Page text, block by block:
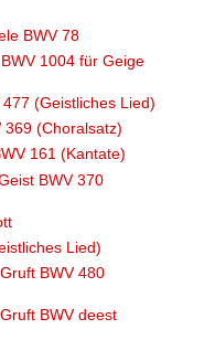
BWV 78
1004 für Geige
(Geistliches Lied)
369 (Choralsatz)
161 (Kantate)
BWV 370
Lied)
BWV 480
BWV deest